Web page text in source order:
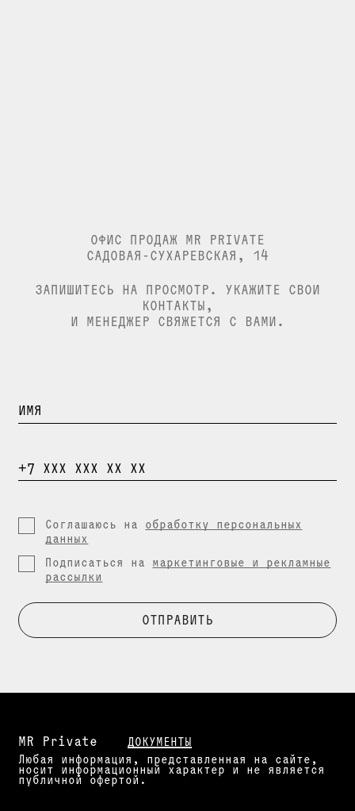
ОФИС ПРОДАЖ MR PRIVATE
CАДОВАЯ-CУХАРЕВCКАЯ, 14
ЗАПИШИТЕСЬ НА ПРОСМОТР. УКАЖИТЕ СВОИ
КОНТАКТЫ,
И МЕНЕДЖЕР СВЯЖЕТСЯ С ВАМИ.
ВВЕДИТЕ
ВВЕДИТЕ+7 ХХХ ХХХ ХХ ХХ
Соглашаюсь на обработку персональных
данных
Подписаться на маркетинговые и рекламные
рассылки
ОТПРАВИТЬ
MR Private
ДОКУМЕНТЫ
Любая информация, представленная на сайте,
носит информационный характер и не является
публичной офертой.